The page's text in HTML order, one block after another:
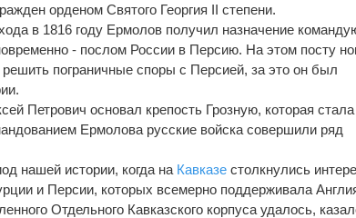
орденом Святого Георгия II степени.
в 1816 году Ермолов получил назначение
- послом России в Персию. На этом посту
пограничные споры с Персией, за это он был
Петрович основал крепость Грозную, которая стала
Ермолова русские войска совершили ряд
нашей истории, когда на Кавказе столкнулись
и Персии, которых всемерно поддерживала
Отдельного Кавказского корпуса удалось,